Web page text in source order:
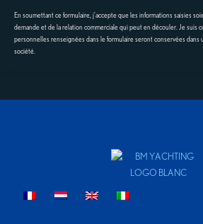
En soumettant ce formulaire, j'accepte que les informations saisies
demande et de la relation commerciale qui peut en découler. Je suis
personnelles renseignées dans le formulaire seront conservées dans
société.